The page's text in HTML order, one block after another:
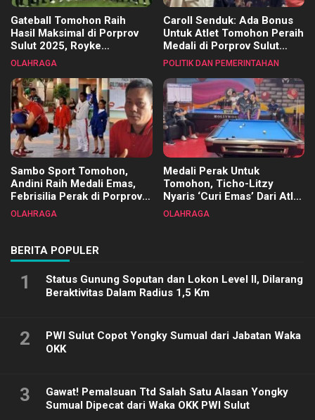
Gateball Tomohon Raih
Hasil Maksimal di Porprov
Sulut 2025, Royke
Tangkawarouw Ucapkan
OLAHRAGA
Caroll Senduk: Ada Bonus
Untuk Atlet Tomohon Peraih
Medali di Porprov Sulut
2025
POLITIK DAN PEMERINTAHAN
Sambo Sport Tomohon,
Andini Raih Medali Emas,
Febrisilia Perak di Porprov
Sulut 2025
OLAHRAGA
Medali Perak Untuk
Tomohon, Ticho-Litzy
Nyaris ‘Curi Emas’ Dari Atlet
Biliar PON di Porprov Sulut
OLAHRAGA
BERITA POPULER
1
Status Gunung Soputan dan Lokon Level II, Dilarang
Beraktivitas Dalam Radius 1,5 Km
2
PWI Sulut Copot Yongky Sumual dari Jabatan Waka
OKK
3
Gawat! Pemalsuan Ttd Salah Satu Alasan Yongky
Sumual Dipecat dari Waka OKK PWI Sulut